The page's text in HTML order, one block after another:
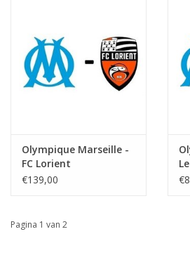
Olympique Marseille -
FC Lorient
€139,00
Pagina 1 van 2